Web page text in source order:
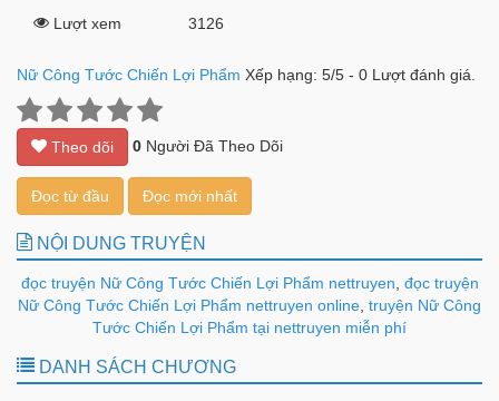
Lượt xem 3126
Nữ Công Tước Chiến Lợi Phẩm Xếp hạng: 5/5 - 0 Lượt đánh giá.
Theo dõi 0 Người Đã Theo Dõi
Đọc từ đầu Đọc mới nhất
NỘI DUNG TRUYỆN
đọc truyện Nữ Công Tước Chiến Lợi Phẩm nettruyen đọc truyện
Nữ Công Tước Chiến Lợi Phẩm nettruyen online truyện Nữ Công
Tước Chiến Lợi Phẩm tại nettruyen miễn phí
DANH SÁCH CHƯƠNG